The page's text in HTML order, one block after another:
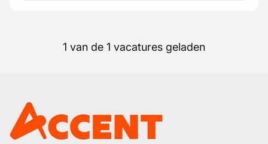
1 van de 1 vacatures geladen